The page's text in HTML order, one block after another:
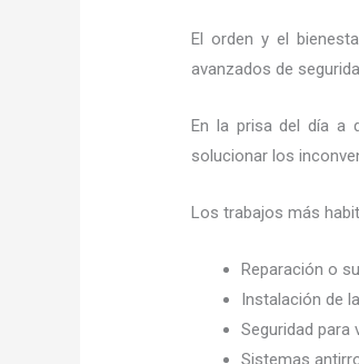
El orden y el
avanzados de
En la prisa del día a
solucionar los
Los trabajos más
Reparación o
Instalación de
Seguridad
Sistemas